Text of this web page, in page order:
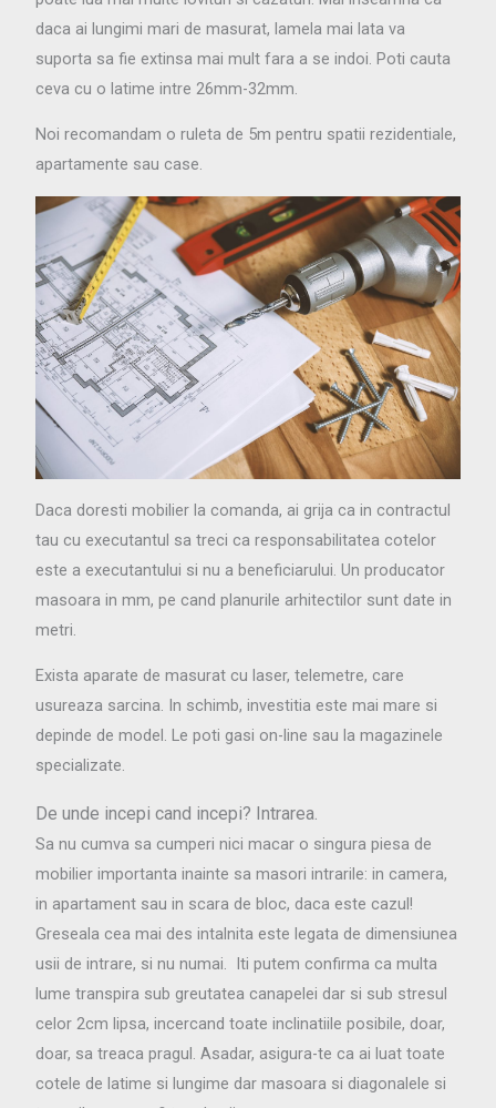
daca ai lungimi mari de masurat, lamela mai lata va
suporta sa fie extinsa mai mult fara a se indoi. Poti cauta
ceva cu o latime intre 26mm-32mm.
Noi recomandam o ruleta de 5m pentru spatii rezidentiale,
apartamente sau case.
Daca doresti mobilier la comanda, ai grija ca in contractul
tau cu executantul sa treci ca responsabilitatea cotelor
este a executantului si nu a beneficiarului. Un producator
masoara in mm, pe cand planurile arhitectilor sunt date in
metri.
Exista aparate de masurat cu laser, telemetre, care
usureaza sarcina. In schimb, investitia este mai mare si
depinde de model. Le poti gasi on-line sau la magazinele
specializate.
De unde incepi cand incepi? Intrarea.
Sa nu cumva sa cumperi nici macar o singura piesa de
mobilier importanta inainte sa masori intrarile: in camera,
in apartament sau in scara de bloc, daca este cazul!
Greseala cea mai des intalnita este legata de dimensiunea
usii de intrare, si nu numai. Iti putem confirma ca multa
lume transpira sub greutatea canapelei dar si sub stresul
celor 2cm lipsa, incercand toate inclinatiile posibile, doar,
doar, sa treaca pragul. Asadar, asigura-te ca ai luat toate
cotele de latime si lungime dar masoara si diagonalele si